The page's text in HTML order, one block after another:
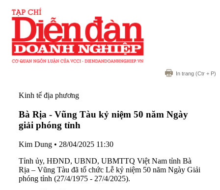
In trang (Ctr + P)
Kinh tế địa phương
Bà Rịa - Vũng Tàu kỷ niệm 50 năm Ngày
giải phóng tỉnh
Kim Dung • 28/04/2025 11:30
Tỉnh ủy, HĐND, UBND, UBMTTQ Việt Nam tỉnh Bà
Rịa – Vũng Tàu đã tổ chức Lễ kỷ niệm 50 năm Ngày Giải
phóng tỉnh (27/4/1975 - 27/4/2025).